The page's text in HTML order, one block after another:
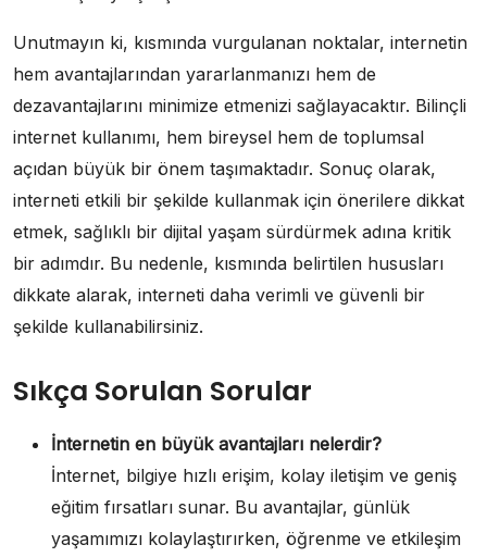
Unutmayın ki, kısmında vurgulanan noktalar, internetin
hem avantajlarından yararlanmanızı hem de
dezavantajlarını minimize etmenizi sağlayacaktır. Bilinçli
internet kullanımı, hem bireysel hem de toplumsal
açıdan büyük bir önem taşımaktadır. Sonuç olarak,
interneti etkili bir şekilde kullanmak için önerilere dikkat
etmek, sağlıklı bir dijital yaşam sürdürmek adına kritik
bir adımdır. Bu nedenle, kısmında belirtilen hususları
dikkate alarak, interneti daha verimli ve güvenli bir
şekilde kullanabilirsiniz.
Sıkça Sorulan Sorular
İnternetin en büyük avantajları nelerdir?
İnternet, bilgiye hızlı erişim, kolay iletişim ve geniş
eğitim fırsatları sunar. Bu avantajlar, günlük
yaşamımızı kolaylaştırırken, öğrenme ve etkileşim